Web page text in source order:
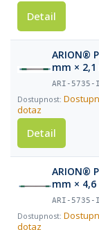
Detail
ARION®
mm ×
ARI-
dotaz
Detail
ARION®
mm ×
ARI-5735-
dotaz